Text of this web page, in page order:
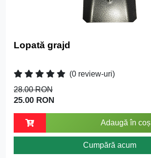
Lopată grajd
(0 review-uri)
28.00 RON
25.00 RON
Adaugă în coș
Cumpără acum